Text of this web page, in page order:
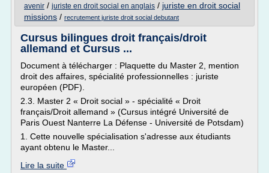
avenir / juriste en droit social en anglais / juriste en droit social
missions / recrutement juriste droit social debutant
Cursus bilingues droit français/droit
allemand et Cursus ...
Document à télécharger : Plaquette du Master 2, mention
droit des affaires, spécialité professionnelles : juriste
européen (PDF).
2.3. Master 2 « Droit social » - spécialité « Droit
français/Droit allemand » (Cursus intégré Université de
Paris Ouest Nanterre La Défense - Université de Potsdam)
1. Cette nouvelle spécialisation s'adresse aux étudiants
ayant obtenu le Master...
Lire la suite